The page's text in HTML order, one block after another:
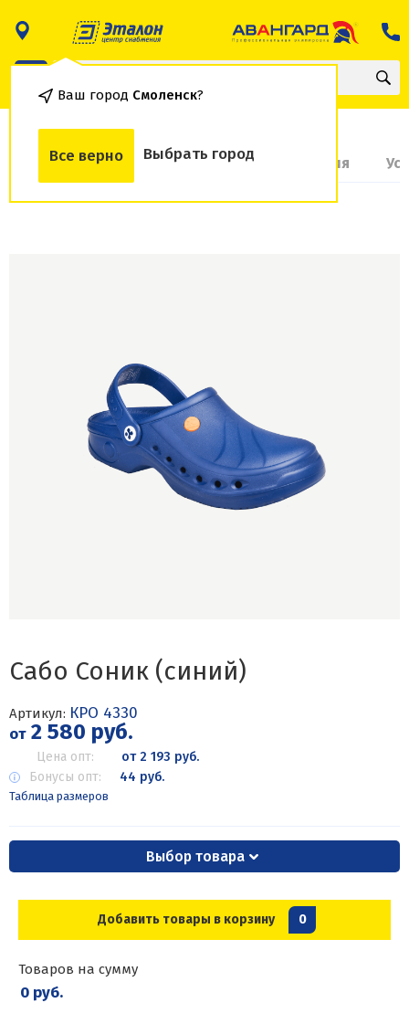
Ваш город Смоленск?
Все верно Выбрать город
О товаре Доставка и оплата Гарантия
Сабо Соник (синий)
Артикул: КРО 4330
от2 580 руб.
Цена опт:
от 2 193 руб.
Бонусы опт:
44 руб.
Таблица размеров
Выбор товара
Добавить товары в корзину 0
Товаров на сумму
0 руб.